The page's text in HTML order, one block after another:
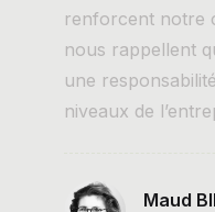
renforcent notre
nous rappellent
une
niveaux de
Maud